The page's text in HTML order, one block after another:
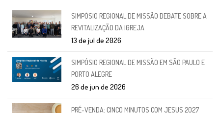
SIMPÓSIO REGIONAL DE MISSÃO DEBATE SOBRE A
REVITALIZAÇÃO DA IGREJA
13 de jul de 2026
SIMPÓSIO REGIONAL DE MISSÃO EM SÃO PAULO E
PORTO ALEGRE
26 de jun de 2026
PRÉ-VENDA: CINCO MINUTOS COM JESUS 2027